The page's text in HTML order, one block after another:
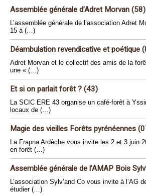
Assemblée générale d’Adret Morvan (58)
L’assemblée générale de l’association Adret
15 à (…)
Déambulation revendicative et poétique
Adret Morvan et le collectif des amis de la
une « (…)
Et si on parlait forêt ? (43)
La SCIC ERE 43 organise un café-forêt à
locaux de (…)
Magie des vieilles Forêts pyrénéennes
La Frapna Ardèche vous invite les 2 et 3 juin
en forêt (…)
Assemblée générale de l’AMAP Bois
L’association Sylv’and Co vous invite à l’AG
étudier (…)